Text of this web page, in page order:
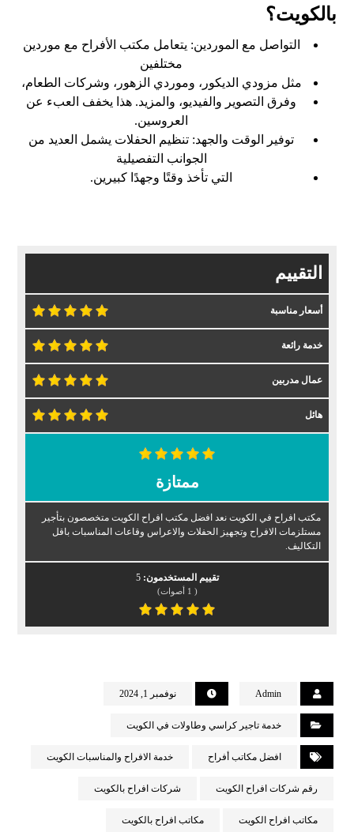
بالكويت؟
التواصل مع الموردين: يتعامل مكتب الأفراح مع موردين
مختلفين
مثل مزودي الديكور، وموردي الزهور، وشركات الطعام،
وفرق التصوير والفيديو، والمزيد. هذا يخفف العبء عن
العروسين.
توفير الوقت والجهد: تنظيم الحفلات يشمل العديد من
الجوانب التفصيلية
التي تأخذ وقتًا وجهدًا كبيرين.
التقييم
أسعار مناسبة
خدمة رائعة
عمال مدربين
هائل
ممتازة
مكتب افراح في الكويت نعد افضل مكتب افراح الكويت متخصصون بتأجير
مستلزمات الافراح وتجهيز الحفلات والاعراس وقاعات المناسبات باقل
التكاليف.
تقييم المستخدمون:5
(
1 أصوات)
Admin نوفمبر 1, 2024
خدمة تاجير كراسي وطاولات في الكويت
افضل مكاتب أفراح خدمة الافراح والمناسبات الكويت
رقم شركات افراح الكويت شركات افراح بالكويت
مكاتب افراح الكويت مكاتب افراح بالكويت